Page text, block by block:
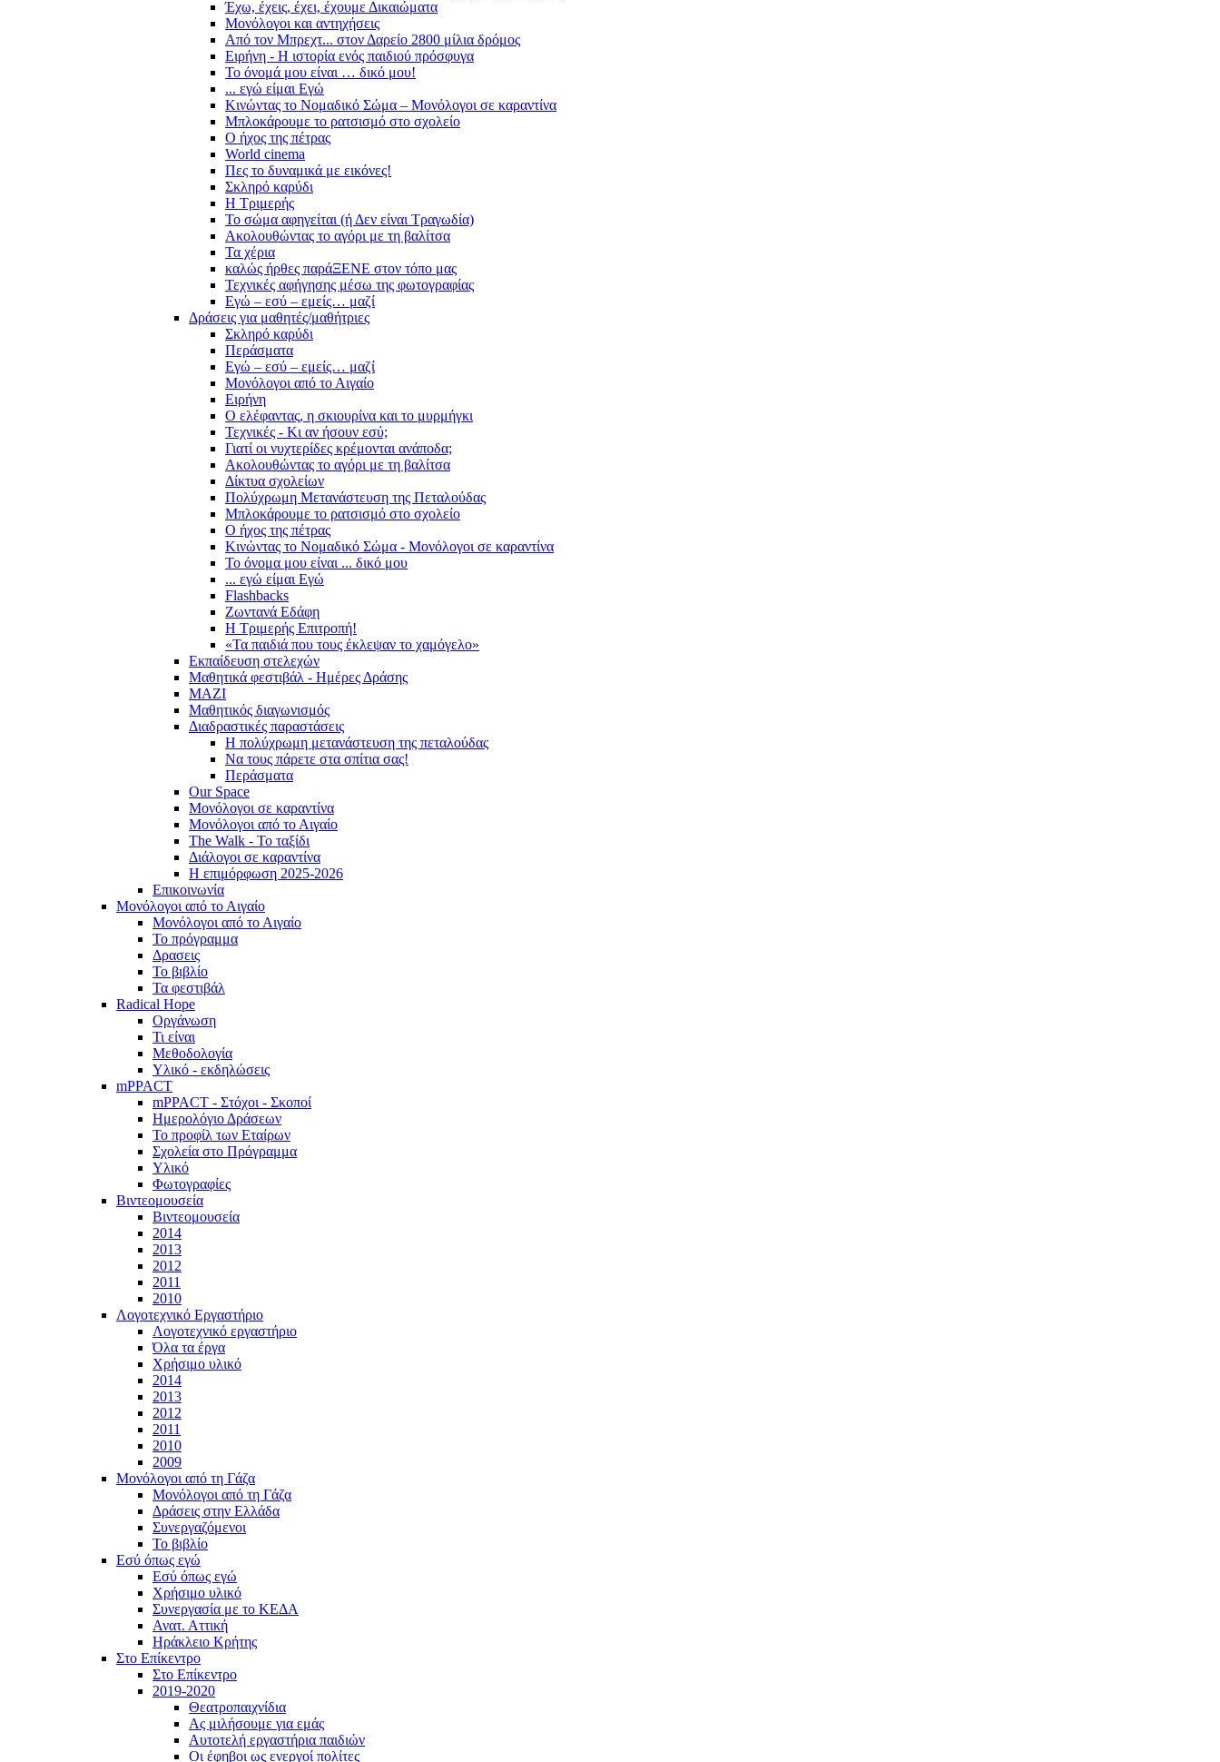
Έχω, έχεις, έχει, έχουμε Δικαιώματα
Μονόλογοι και αντηχήσεις
Από τον Μπρεχτ... στον Δαρείο 2800 μίλια δρόμος
Ειρήνη - Η ιστορία ενός παιδιού πρόσφυγα
Το όνομά μου είναι … δικό μου!
... εγώ είμαι Εγώ
Κινώντας το Νομαδικό Σώμα – Μονόλογοι σε καραντίνα
Μπλοκάρουμε το ρατσισμό στο σχολείο
Ο ήχος της πέτρας
World cinema
Πες το δυναμικά με εικόνες!
Σκληρό καρύδι
Η Τριμερής
Το σώμα αφηγείται (ή Δεν είναι Τραγωδία)
Ακολουθώντας το αγόρι με τη βαλίτσα
Τα χέρια
καλώς ήρθες παράΞΕΝΕ στον τόπο μας
Τεχνικές αφήγησης μέσω της φωτογραφίας
Εγώ – εσύ – εμείς… μαζί
Δράσεις για μαθητές/μαθήτριες
Σκληρό καρύδι
Περάσματα
Εγώ – εσύ – εμείς… μαζί
Μονόλογοι από το Αιγαίο
Ειρήνη
Ο ελέφαντας, η σκιουρίνα και το μυρμήγκι
Τεχνικές - Κι αν ήσουν εσύ;
Γιατί οι νυχτερίδες κρέμονται ανάποδα;
Ακολουθώντας το αγόρι με τη βαλίτσα
Δίκτυα σχολείων
Πολύχρωμη Μετανάστευση της Πεταλούδας
Μπλοκάρουμε το ρατσισμό στο σχολείο
Ο ήχος της πέτρας
Κινώντας το Νομαδικό Σώμα - Μονόλογοι σε καραντίνα
Το όνομα μου είναι ... δικό μου
... εγώ είμαι Εγώ
Flashbacks
Ζωντανά Εδάφη
Η Τριμερής Επιτροπή!
«Τα παιδιά που τους έκλεψαν το χαμόγελο»
Εκπαίδευση στελεχών
Μαθητικά φεστιβάλ - Ημέρες Δράσης
ΜΑΖΙ
Μαθητικός διαγωνισμός
Διαδραστικές παραστάσεις
Η πολύχρωμη μετανάστευση της πεταλούδας
Να τους πάρετε στα σπίτια σας!
Περάσματα
Our Space
Μονόλογοι σε καραντίνα
Μονόλογοι από το Αιγαίο
The Walk - Το ταξίδι
Διάλογοι σε καραντίνα
Η επιμόρφωση 2025-2026
Επικοινωνία
Μονόλογοι από το Αιγαίο
Μονόλογοι από το Αιγαίο
Το πρόγραμμα
Δρασεις
Το βιβλίο
Τα φεστιβάλ
Radical Hope
Οργάνωση
Τι είναι
Μεθοδολογία
Υλικό - εκδηλώσεις
mPPACT
mPPACT - Στόχοι - Σκοποί
Ημερολόγιο Δράσεων
Το προφίλ των Εταίρων
Σχολεία στο Πρόγραμμα
Υλικό
Φωτογραφίες
Βιντεομουσεία
Βιντεομουσεία
2014
2013
2012
2011
2010
Λογοτεχνικό Εργαστήριο
Λογοτεχνικό εργαστήριο
Όλα τα έργα
Χρήσιμο υλικό
2014
2013
2012
2011
2010
2009
Μονόλογοι από τη Γάζα
Μονόλογοι από τη Γάζα
Δράσεις στην Ελλάδα
Συνεργαζόμενοι
To βιβλίο
Εσύ όπως εγώ
Εσύ όπως εγώ
Χρήσιμο υλικό
Συνεργασία με το ΚΕΔΑ
Ανατ. Αττική
Ηράκλειο Κρήτης
Στο Επίκεντρο
Στο Επίκεντρο
2019-2020
Θεατροπαιχνίδια
Ας μιλήσουμε για εμάς
Αυτοτελή εργαστήρια παιδιών
Οι έφηβοι ως ενεργοί πολίτες